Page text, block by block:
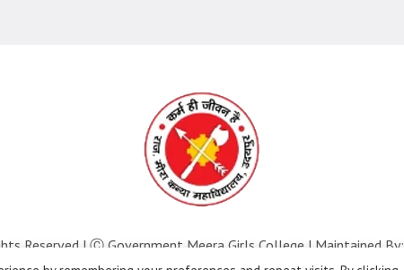
Reserved | Ⓒ Government Meera Girls College | Maintained By: